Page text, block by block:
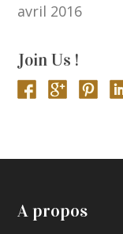
avril 2016
Join Us !
A propos